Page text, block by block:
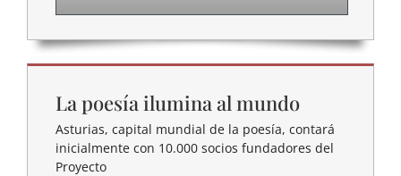
La poesía ilumina al mundo
Asturias, capital mundial de la poesía, contará
inicialmente con 10.000 socios fundadores del
Proyecto